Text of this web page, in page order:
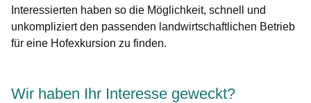
Interessierten haben so die Möglichkeit, schnell und
unkompliziert den passenden landwirtschaftlichen Betrieb
für eine Hofexkursion zu finden.
Wir haben Ihr Interesse geweckt?